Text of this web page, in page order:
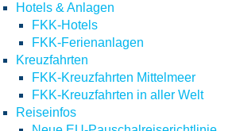
Hotels & Anlagen
FKK-Hotels
FKK-Ferienanlagen
Kreuzfahrten
FKK-Kreuzfahrten Mittelmeer
FKK-Kreuzfahrten in aller Welt
Reiseinfos